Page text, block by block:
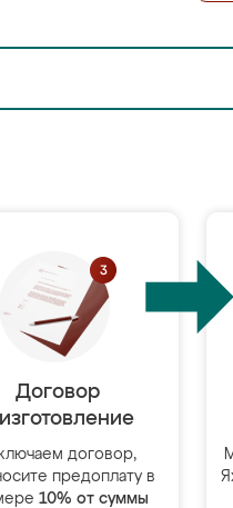
Договор
договор,
предоплату в
10% от суммы